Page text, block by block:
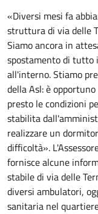
«Diversi mesi fa
struttura di via delle
Siamo ancora in
spostamento di tutto
all'interno. Stiamo
della Asl: è
presto le condizioni
stabilita
realizzare un
difficoltà».
fornisce alcune
stabile di via delle
diversi ambulatori,
sanitaria nel